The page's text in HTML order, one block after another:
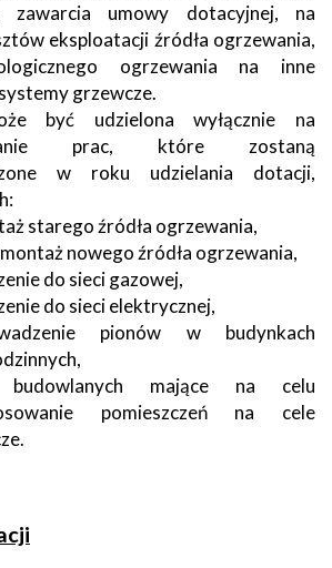
zawarcia umowy dotacyjnej, na
eksploatacji źródła ogrzewania,
ogrzewania na inne
grzewcze.
być udzielona wyłącznie na
prac, które zostaną
w roku udzielania dotacji,
starego źródła ogrzewania,
nowego źródła ogrzewania,
do sieci gazowej,
do sieci elektrycznej,
pionów w budynkach
budowlanych mające na celu
pomieszczeń na cele